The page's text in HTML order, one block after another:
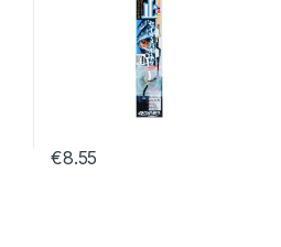
€8.55